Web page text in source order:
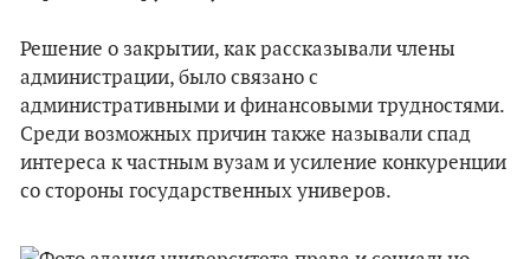
Решение о закрытии, как рассказывали члены
администрации, было связано с
административными и финансовыми трудностями.
Среди возможных причин также называли спад
интереса к частным вузам и усиление конкуренции
со стороны государственных универов.